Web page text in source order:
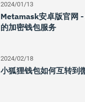
2024/01/13
Metamask安卓版官网
的加密钱包服务
2024/02/18
小狐狸钱包如何互转到